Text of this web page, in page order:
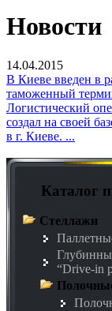
Новости
14.04.2015
В Киеве введен в
таможенный
Логистический
создал на своей
в г. Киеве. ...
Каталог
Стеллажи
“Drive-in